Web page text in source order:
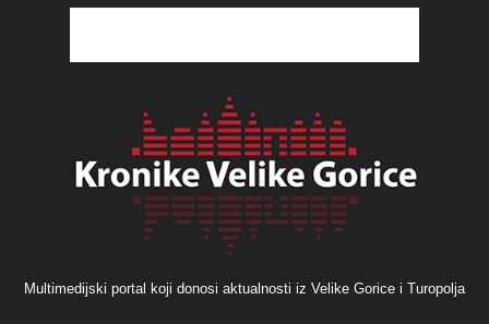
Multimedijski portal koji donosi aktualnosti iz Velike Gorice i Turopolja